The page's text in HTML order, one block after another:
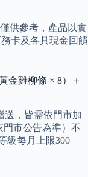
供參考，產品以實
卡及各具現金回饋
金雞柳條 × 8）＋
送，皆需依門市加
市公告為準）不
級每月上限300